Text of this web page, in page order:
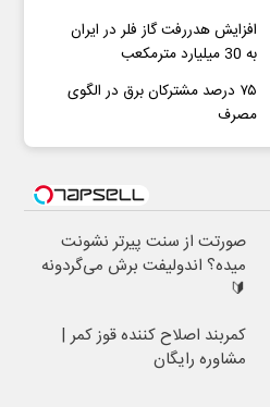
افزایش هدررفت گاز فلر در ایران
به 30 میلیارد مترمکعب
۷۵ درصد مشترکان برق در الگوی
مصرف
صورتت از سنت پیرتر نشونت
میده؟ اندولیفت برش می‌گردونه
🔰
کمربند اصلاح کننده قوز کمر |
مشاوره رایگان